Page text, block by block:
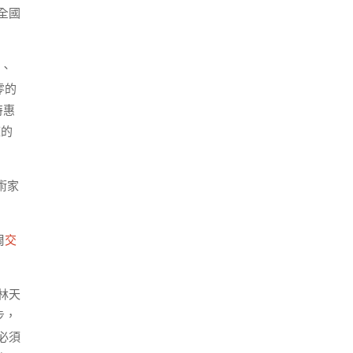
國
的
惠
家
交
天
須